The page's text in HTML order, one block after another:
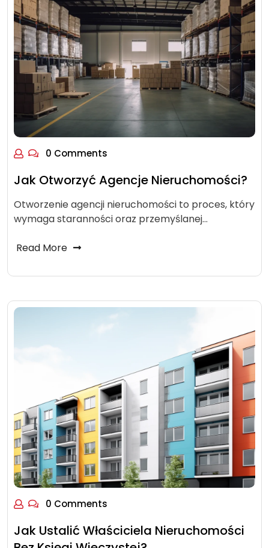
0 Comments
Jak Otworzyć Agencje Nieruchomości?
Otworzenie agencji nieruchomości to proces, który
wymaga staranności oraz przemyślanej…
Read More
0 Comments
Jak Ustalić Właściciela Nieruchomości